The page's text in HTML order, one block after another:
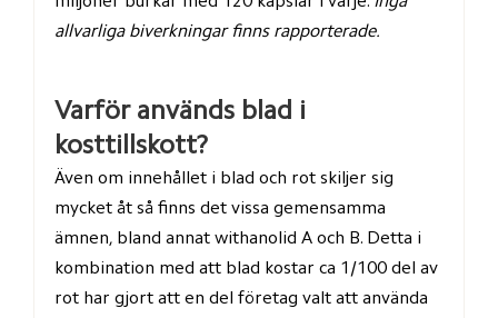
allvarliga biverkningar finns rapporterade.
Varför används blad i
kosttillskott?
Även om innehållet i blad och rot skiljer sig
mycket åt så finns det vissa gemensamma
ämnen, bland annat withanolid A och B. Detta i
kombination med att blad kostar ca 1/100 del av
rot har gjort att en del företag valt att använda